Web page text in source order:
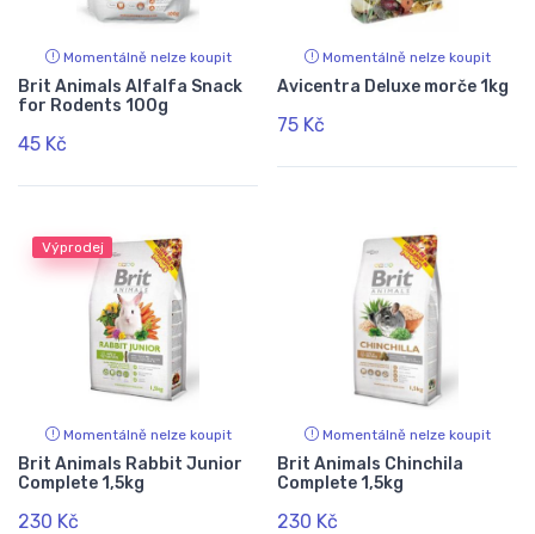
Momentálně nelze koupit
Brit Animals Alfalfa Snack
for Rodents 100g
45 Kč
Momentálně nelze koupit
Avicentra Deluxe morče 1kg
75 Kč
Výprodej
Momentálně nelze koupit
Brit Animals Rabbit Junior
Complete 1,5kg
230 Kč
Momentálně nelze koupit
Brit Animals Chinchila
Complete 1,5kg
230 Kč